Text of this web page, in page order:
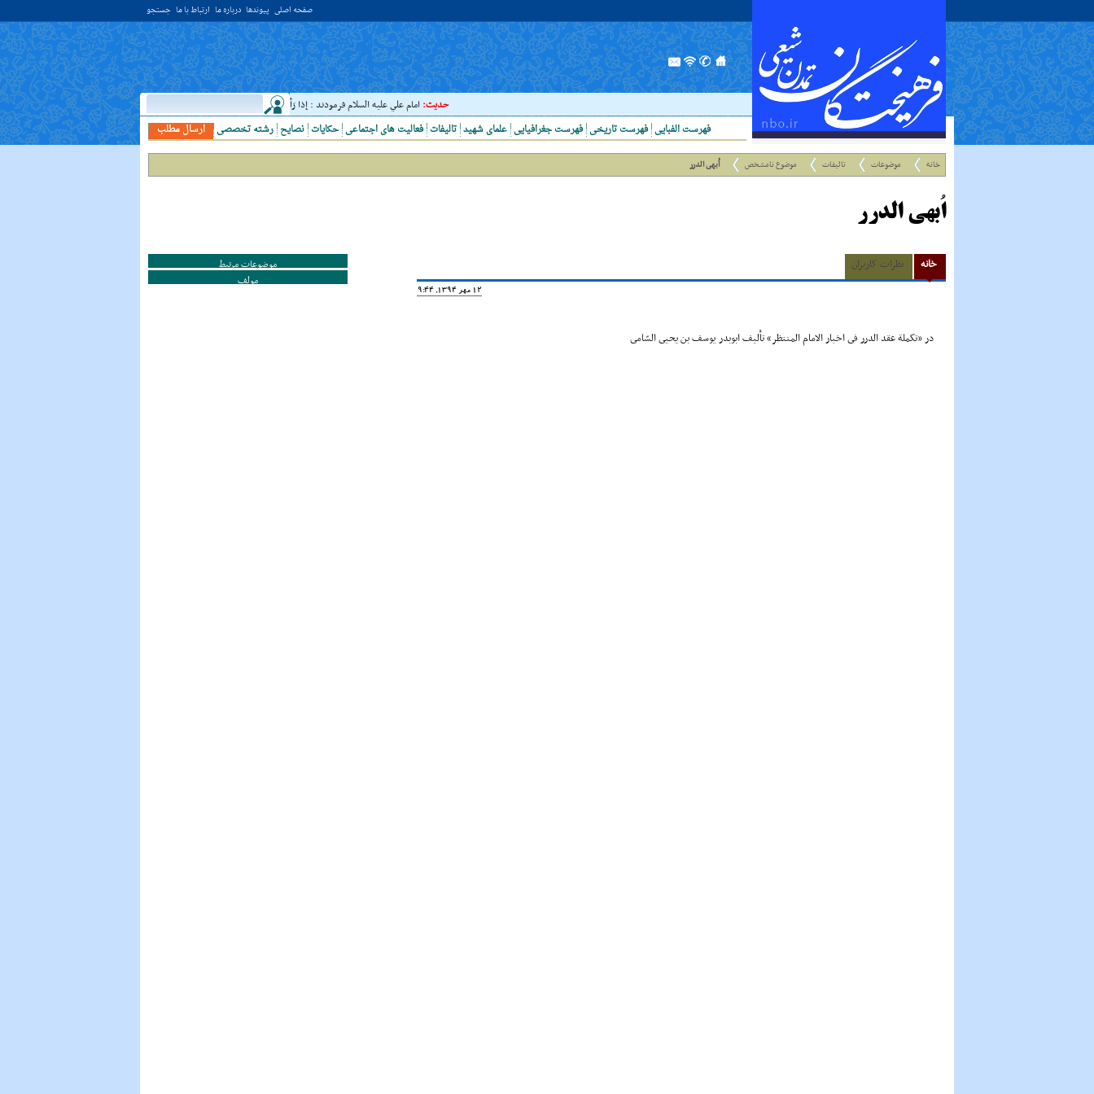
صفحه اصلی پیوندها درباره ما ارتباط با ما جستجو
حدیث:امام علي عليه السلام فرمودند : إذا رَأيتَ عالِما فَکُن لَهُ خادِما ؛ هرگاه دانشمندى ديدى، به او خدمت کن. ( غررالحکم ح ۴۰۴۴ )
ارسال مطلب
رشته تخصصی نصایح حکایات فعالیت های اجتماعی تالیفات علمای شهید فهرست جغرافیایی فهرست تاریخی فهرست الفبایی
خانه موضوعات تالیفات موضوع نامشخص اُبهى الدرر
اُبهى الدرر
خانه نظرات کاربران
12 مهر 1394, 19:44
در «تکملة عقد الدرر فى اخبار الامام المنتظر» تألیف ابوبدر یوسف بن یحیى السّامى
موضوعات مرتبط
مولف